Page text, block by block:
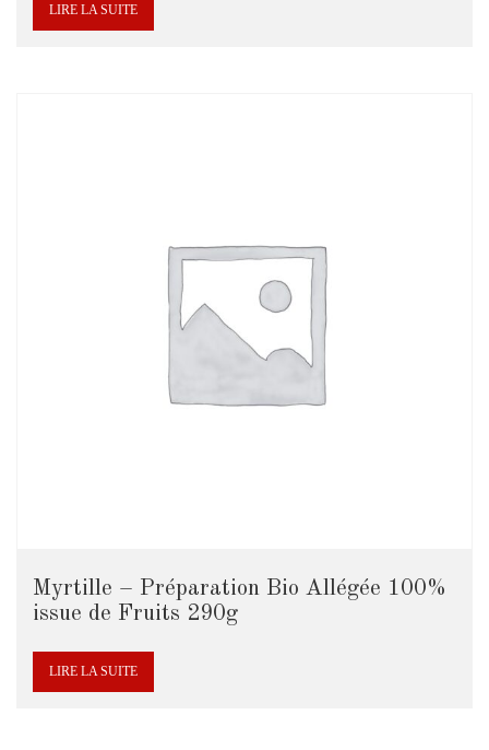
LIRE LA SUITE
Myrtille – Préparation Bio Allégée 100%
issue de Fruits 290g
LIRE LA SUITE